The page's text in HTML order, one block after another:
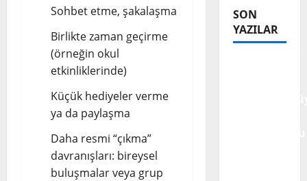
Sohbet etme, şakalaşma
Birlikte zaman geçirme
(örneğin okul
etkinliklerinde)
Küçük hediyeler verme
ya da paylaşma
Daha resmi “çıkma”
davranışları: bireysel
buluşmalar veya grup
SON
YAZILAR